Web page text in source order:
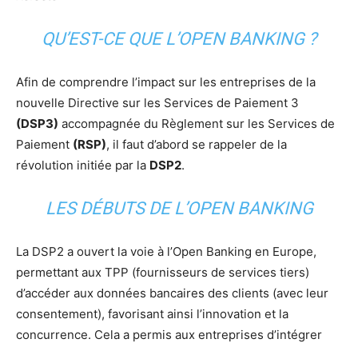
QU’EST-CE QUE L’OPEN BANKING ?
Afin de comprendre l’impact sur les entreprises de la
nouvelle Directive sur les Services de Paiement 3
(DSP3) accompagnée du Règlement sur les Services de
Paiement (RSP), il faut d’abord se rappeler de la
révolution initiée par la DSP2.
LES DÉBUTS DE L’OPEN BANKING
La DSP2 a ouvert la voie à l’Open Banking en Europe,
permettant aux TPP (fournisseurs de services tiers)
d’accéder aux données bancaires des clients (avec leur
consentement), favorisant ainsi l’innovation et la
concurrence. Cela a permis aux entreprises d’intégrer